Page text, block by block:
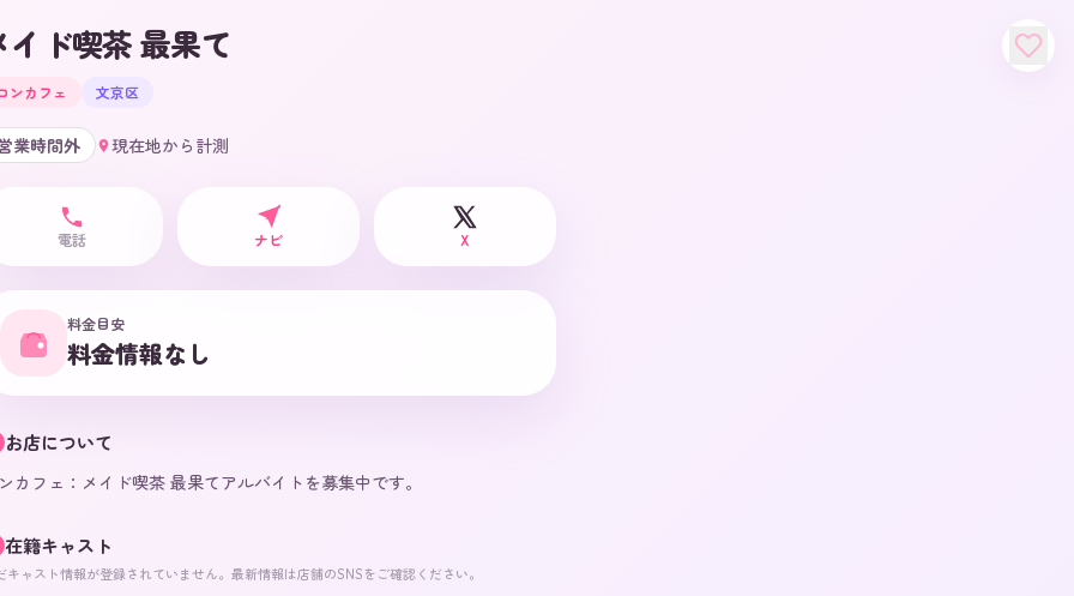
イド喫茶 最果て
ンカフェ 文京区
業時間外 現在地から計測
電話 ナビ X
料金目安
料金情報なし
お店について
カフェ：メイド喫茶 最果てアルバイトを募集中です。
在籍キャスト
キャスト情報が登録されていません。最新情報は店舗のSNSをご確認ください。